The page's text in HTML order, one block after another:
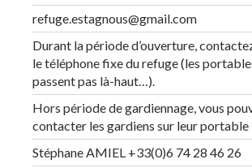
refuge.estagnous@gmail.com
Durant la période d’ouverture,
le téléphone fixe du refuge (les
passent pas là-haut…).
Hors période de gardiennage, vous
contacter les gardiens sur leur portable
Stéphane AMIEL +33(0)6 74 28 46 26